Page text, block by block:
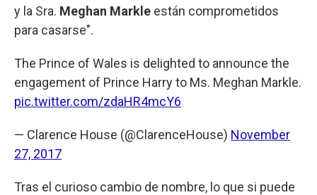
y la Sra. Meghan Markle están comprometidos
para casarse".
The Prince of Wales is delighted to announce the
engagement of Prince Harry to Ms. Meghan Markle.
pic.twitter.com/zdaHR4mcY6
— Clarence House (@ClarenceHouse) November
27, 2017
Tras el curioso cambio de nombre, lo que si puede